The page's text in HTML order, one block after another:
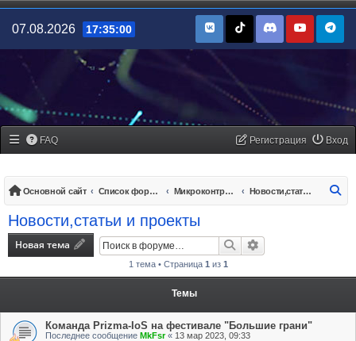
07.08.2026 17:35:00
FAQ Вход
Регистрация
Основной сайт Список форумов Микроконтроллеры/платы управления Новости,статьи и проекты
Новости,статьи и проекты
Новая тема Поиск
1 тема • Страница 1 из 1
Темы
Команда Prizma-IoS на фестивале "Большие грани"
Последнее сообщение MkFsr« 13 мар 2023, 09:33